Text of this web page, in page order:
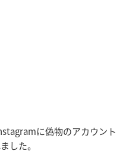
に偽物のアカウント
した。